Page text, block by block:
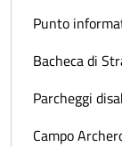
Punto
Bacheca di
Parcheggi
Campo